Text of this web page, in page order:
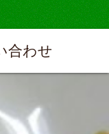
合わせ